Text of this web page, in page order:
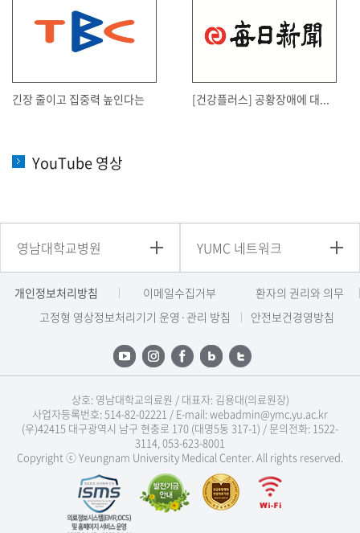
긴장 줄이고 집중력 높인다는 [건강플러스] 공황장애에 대...
YouTube 영상
영남대학교병원 YUMC 네트워크
개인정보처리방침 이메일수집거부
환자의 권리와 의무
고정형 영상정보처리기기 운영·관리 방침
안전보건경영방침
상호: 영남대학교의료원 / 대표자: 김용대(의료원장)
사업자등록번호: 514-82-02221 / E-mail: webadmin@ymc.yu.ac.kr
(우)42415 대구광역시 남구 현충로 170 (대명5동 317-1) / 문의전화: 1522-
3114, 053-623-8001
Copyright ⓒ Yeungnam University Medical Center. All rights reserved.